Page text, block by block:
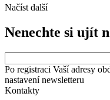
Načíst další
Nenechte si ujít
Po registraci Vaší adresy
nastavení newsletteru
Kontakty